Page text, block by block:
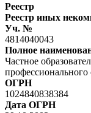
Реестр
Реестр иных
Уч. №
4814040043
Полное
Частное
ОГРН
1024840838384
Дата ОГРН